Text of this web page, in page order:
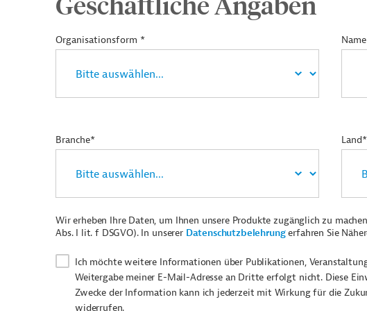
Organisationsform *
Branche* Land*
Wir erheben Ihre Daten, um Ihnen unsere Produkte zugänglich zu
Abs. I lit. f DSGVO). In unserer Datenschutzbelehrungerfahren Sie
Ich möchte weitere Informationen über Publikationen,
Weitergabe meiner E-Mail-Adresse an Dritte erfolgt nicht. Diese
Zwecke der Information kann ich jederzeit mit Wirkung für die
widerrufen.